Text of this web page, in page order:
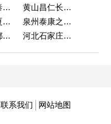
福建泉州泰康之家鲤园
黄山昌仁长者颐养中心
太保家园厦门国际颐养社区
泉州泰康之家鲤园
广州市花都区花山镇敬老院 河北石家庄泰康之家冀园
联系我们 网站地图